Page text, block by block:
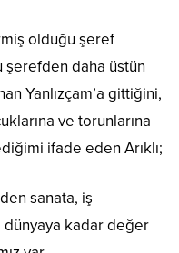
olduğu şeref
şerefden daha üstün
Yanlızçam’a gittiğini,
ve torunlarına
ifade eden Arıklı;
sanata, iş
dünyaya kadar değer